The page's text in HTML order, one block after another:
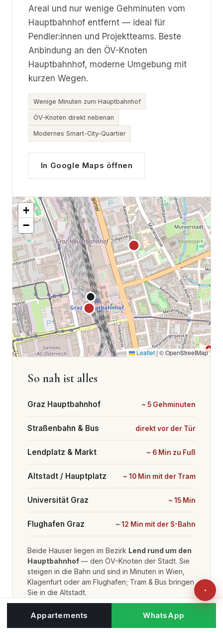
Areal und nur wenige Gehminuten vom
Hauptbahnhof entfernt — ideal für
Pendler:innen und Projektteams. Beste
Anbindung an den ÖV-Knoten
Hauptbahnhof, moderne Umgebung mit
kurzen Wegen.
Wenige Minuten zum Hauptbahnhof
ÖV-Knoten direkt nebenan
Modernes Smart-City-Quartier
In Google Maps öffnen
+
−
Leaflet | © OpenStreetMap
So nah ist alles
Graz Hauptbahnhof ~ 5 Gehminuten
Straßenbahn & Bus direkt vor der Tür
Lendplatz & Markt ~ 6 Min zu Fuß
Altstadt / Hauptplatz ~ 10 Min mit der Tram
Universität Graz ~ 15 Min
Flughafen Graz ~ 12 Min mit der S-Bahn
Beide Häuser liegen im Bezirk Lend rund um den
Hauptbahnhof — den ÖV-Knoten der Stadt. Sie
steigen in die Bahn und sind in Minuten in Wien,
Klagenfurt oder am Flughafen; Tram & Bus bringen
Sie in die Altstadt.
Appartements WhatsApp